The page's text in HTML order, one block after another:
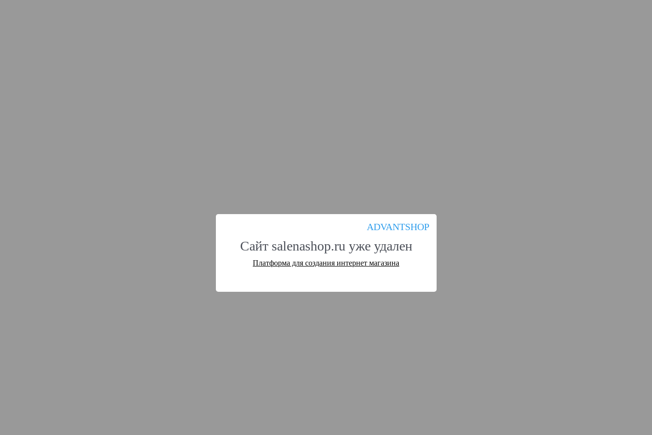
ADVANTSHOP
Сайт salenashop.ru уже удален
Платформа для создания интернет магазина